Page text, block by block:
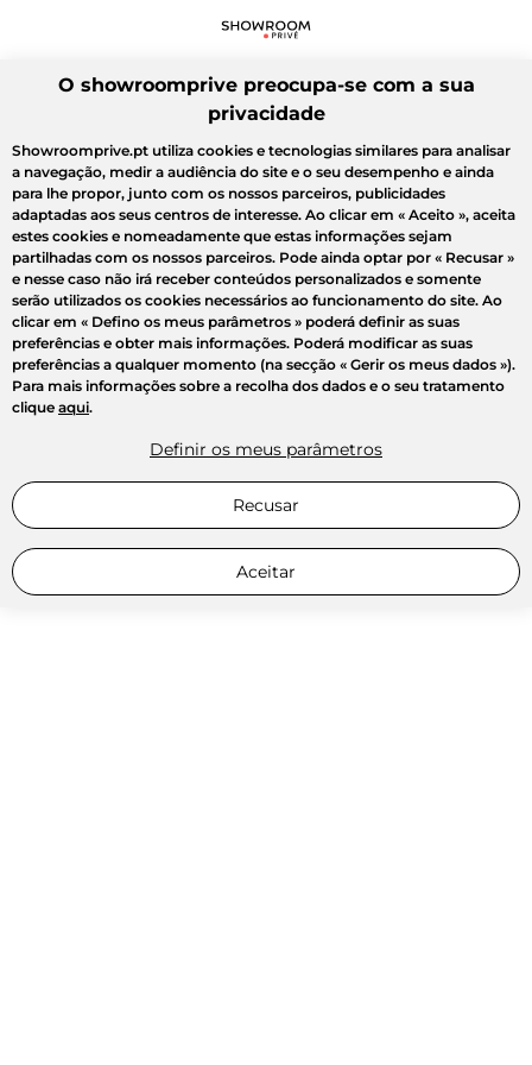
O showroomprive preocupa-se com a sua
privacidade
Showroomprive.pt utiliza cookies e tecnologias similares para analisar
a navegação, medir a audiência do site e o seu desempenho e ainda
para lhe propor, junto com os nossos parceiros, publicidades
adaptadas aos seus centros de interesse. Ao clicar em « Aceito », aceita
estes cookies e nomeadamente que estas informações sejam
partilhadas com os nossos parceiros. Pode ainda optar por « Recusar »
e nesse caso não irá receber conteúdos personalizados e somente
serão utilizados os cookies necessários ao funcionamento do site. Ao
clicar em « Defino os meus parâmetros » poderá definir as suas
preferências e obter mais informações. Poderá modificar as suas
preferências a qualquer momento (na secção « Gerir os meus dados »).
Para mais informações sobre a recolha dos dados e o seu tratamento
clique aqui.
Definir os meus parâmetros
Recusar
Aceitar